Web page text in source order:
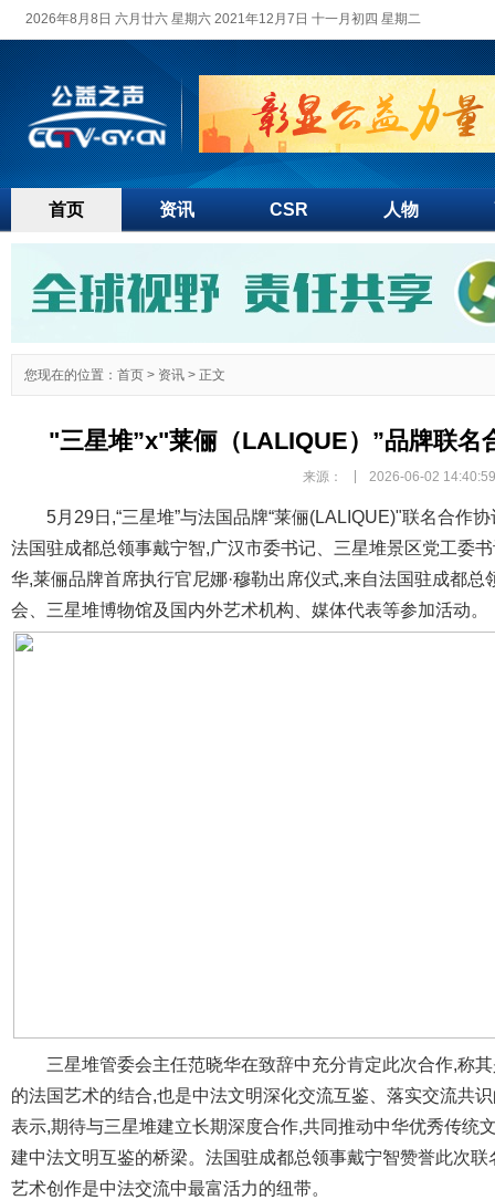
2026年8月8日 六月廿六 星期六 2021年12月7日 十一月初四 星期二
首页 资讯 CSR 人物
您现在的位置： 首页 > 资讯 > 正文
"三星堆”x"莱俪（LALIQUE）”品牌联名
来源： 2026-06-02 14:40:59
5月29日,“三星堆”与法国品牌“莱俪(LALIQUE)"联名合作
法国驻成都总领事戴宁智,广汉市委书记、三星堆景区党工委
华,莱俪品牌首席执行官尼娜·穆勒出席仪式,来自法国驻成都
会、三星堆博物馆及国内外艺术机构、媒体代表等参加活动。
三星堆管委会主任范晓华在致辞中充分肯定此次合作,称
的法国艺术的结合,也是中法文明深化交流互鉴、落实交流共
表示,期待与三星堆建立长期深度合作,共同推动中华优秀传统
建中法文明互鉴的桥梁。法国驻成都总领事戴宁智赞誉此次
艺术创作是中法交流中最富活力的纽带。